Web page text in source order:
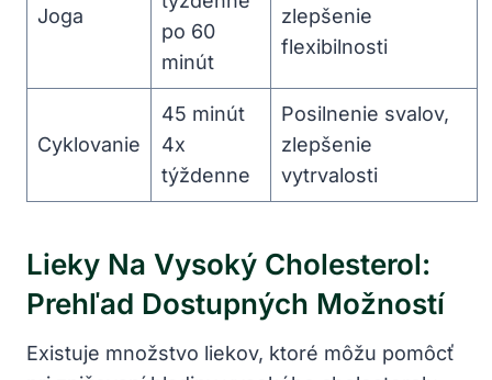
Joga
po 60
minút
zlepšenie
flexibilnosti
Cyklovanie
45 minút
4x
týždenne
Posilnenie svalov,
⁤zlepšenie
vytrvalosti
Lieky Na Vysoký Cholesterol:
Prehľad Dostupných Možností
Existuje ‌množstvo liekov, ktoré môžu pomôcť